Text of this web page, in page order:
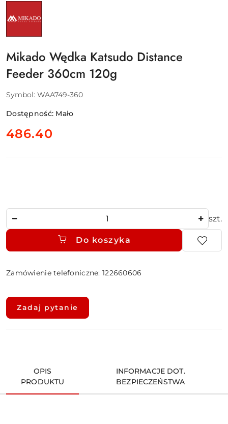
NAZWA
MIKADO
ABRAMIS
Z
Mikado Wędka Katsudo Distance
Feeder 360cm 120g
Symbol: WAA749-360
Dostępność: Mało
cena:
486.40
szt.
Do koszyka
Zamówienie telefoniczne: 122660606
Dostępność
dostawa
Zadaj pytanie
OPIS
PRODUKTU
INFORMACJE DOT.
BEZPIECZEŃSTWA